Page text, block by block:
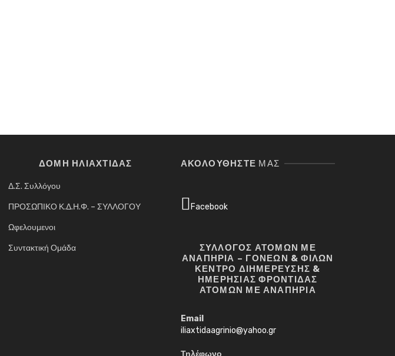
ΔΟΜΗ ΗΛΙΑΧΤΙΔΑΣ
Δ.Σ. Συλλόγου
ΠΡΟΣΩΠΙΚΟ Κ.Δ.Η.Φ. – ΣΥΛΛΟΓΟΥ
Ωφελουμενοι
Συντακτική Ομάδα
ΑΚΟΛΟΥΘΉΣΤΕ ΜΑΣ
Facebook
ΣΥΛΛΟΓΟΣ ΑΤΟΜΩΝ ΜΕ
ΑΝΑΠΗΡΙΑ – ΓΟΝΕΩΝ & ΦΙΛΩΝ
ΚΕΝΤΡΟ ΔΙΗΜΕΡΕΥΣΗΣ &
ΗΜΕΡΗΣΙΑΣ ΦΡΟΝΤΙΔΑΣ
ΑΤΟΜΩΝ ΜΕ ΑΝΑΠΗΡΙΑ
Email
iliaxtidaagrinio@yahoo.gr
Τηλέφωνο